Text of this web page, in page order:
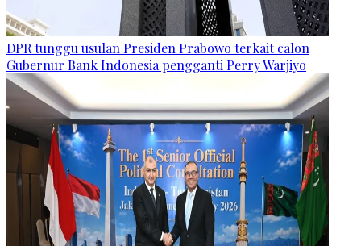
DPR tunggu usulan Presiden Prabowo terkait calon
Gubernur Bank Indonesia pengganti Perry Warjiyo